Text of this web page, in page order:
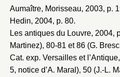
Aumaître, Morisseau, 2003, p.
Hedin, 2004, p. 80.
Les antiques du Louvre, 2004,
Martinez), 80-81 et 86 (G.
Cat. exp. Versailles et
5, notice d’A. Maral), 50 (J.-L.